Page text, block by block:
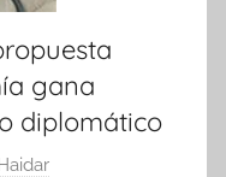
gana
diplomático